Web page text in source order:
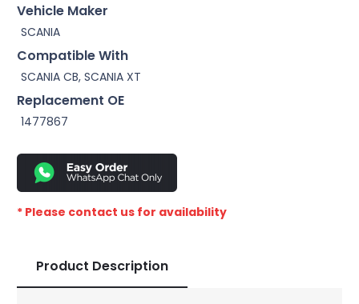
Vehicle Maker
SCANIA
Compatible With
SCANIA CB, SCANIA XT
Replacement OE
1477867
* Please contact us for availability
Product Description